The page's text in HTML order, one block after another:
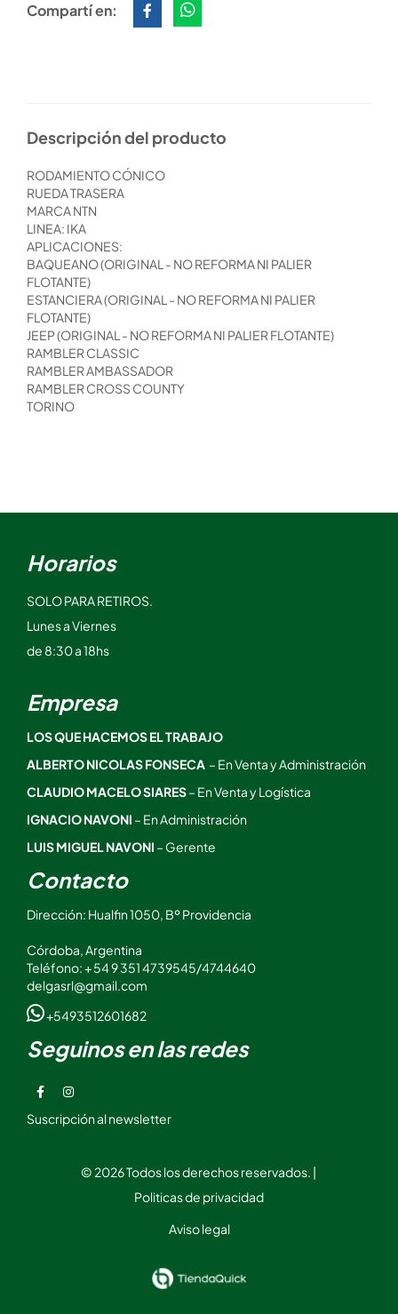
Compartí en:
Descripción del producto
RODAMIENTO CÓNICO
RUEDA TRASERA
MARCA NTN
LINEA: IKA
APLICACIONES:
BAQUEANO (ORIGINAL - NO REFORMA NI PALIER
FLOTANTE)
ESTANCIERA (ORIGINAL - NO REFORMA NI PALIER
FLOTANTE)
JEEP (ORIGINAL - NO REFORMA NI PALIER FLOTANTE)
RAMBLER CLASSIC
RAMBLER AMBASSADOR
RAMBLER CROSS COUNTY
TORINO
Horarios
SOLO PARA RETIROS.
Lunes a Viernes
de 8:30 a 18hs
Empresa
LOS QUE HACEMOS EL TRABAJO
ALBERTO NICOLAS FONSECA – En Venta y Administración
CLAUDIO MACELO SIARES– En Venta y Logística
IGNACIO NAVONI – En Administración
LUIS MIGUEL NAVONI – Gerente
Contacto
Dirección: Hualfin 1050, Bº Providencia
Córdoba, Argentina
Teléfono: + 54 9 351 4739545/4744640
delgasrl@gmail.com
+5493512601682
Seguinos en las redes
Suscripción al newsletter
© 2026 Todos los derechos reservados. |
Politicas de privacidad
Aviso legal